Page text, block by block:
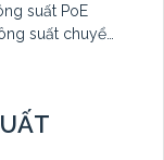
suất PoE
suất chuyển